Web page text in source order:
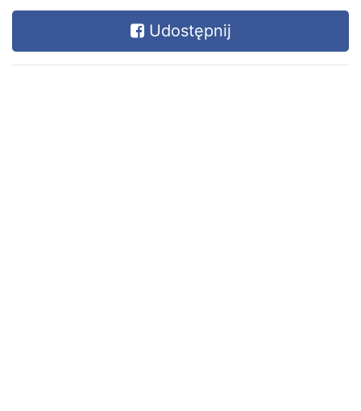
Udostępnij